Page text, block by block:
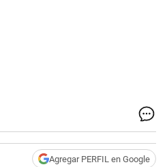
Agregar PERFIL en Google